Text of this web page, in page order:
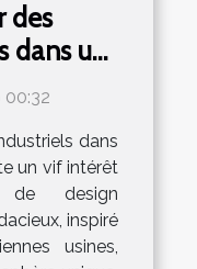
des
dans un
00:32
dans
un vif intérêt
design
inspiré
usines,